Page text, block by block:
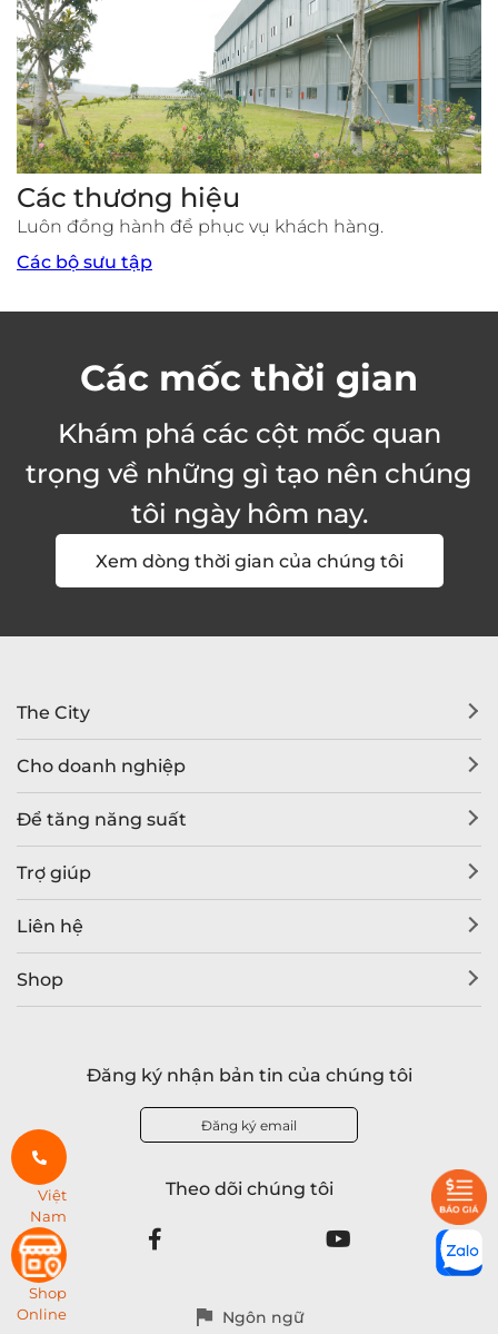
Các thương hiệu
Luôn đồng hành để phục vụ khách hàng.
Các bộ sưu tập
Các mốc thời gian
Khám phá các cột mốc quan
trọng về những gì tạo nên chúng
tôi ngày hôm nay.
Xem dòng thời gian của chúng tôi
The City
Cho doanh nghiệp
Để tăng năng suất
Trợ giúp
Liên hệ
Shop
Đăng ký nhận bản tin của chúng tôi
Đăng ký email
Theo dõi chúng tôi
Ngôn ngữ
Việt
Nam
Shop
Online